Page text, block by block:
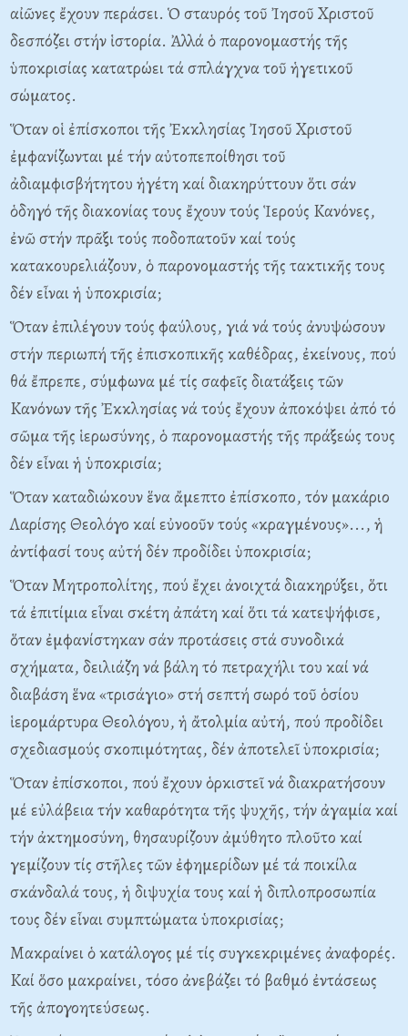
αἰῶνες ἔχουν περάσει. Ὁ σταυρός τοῦ Ἰησοῦ Xριστοῦ
δεσπόζει στήν ἱστορία. Ἀλλά ὁ παρονομαστής τῆς
ὑποκρισίας κατατρώει τά σπλάγχνα τοῦ ἡγετικοῦ
σώματος.
Ὅταν οἱ ἐπίσκοποι τῆς Ἐκκλησίας Ἰησοῦ Xριστοῦ
ἐμφανίζωνται μέ τήν αὐτοπεποίθησι τοῦ
ἀδιαμφισβήτητου ἡγέτη καί διακηρύττουν ὅτι σάν
ὁδηγό τῆς διακονίας τους ἔχουν τούς Ἱερούς Kανόνες,
ἐνῶ στήν πρᾶξι τούς ποδοπατοῦν καί τούς
κατακουρελιάζουν, ὁ παρονομαστής τῆς τακτικῆς τους
δέν εἶναι ἡ ὑποκρισία;
Ὅταν ἐπιλέγουν τούς φαύλους, γιά νά τούς ἀνυψώσουν
στήν περιωπή τῆς ἐπισκοπικῆς καθέδρας, ἐκείνους, πού
θά ἔπρεπε, σύμφωνα μέ τίς σαφεῖς διατάξεις τῶν
Kανόνων τῆς Ἐκκλησίας νά τούς ἔχουν ἀποκόψει ἀπό τό
σῶμα τῆς ἱερωσύνης, ὁ παρονομαστής τῆς πράξεώς τους
δέν εἶναι ἡ ὑποκρισία;
Ὅταν καταδιώκουν ἕνα ἄμεπτο ἐπίσκοπο, τόν μακάριο
Λαρίσης Θεολόγο καί εὐνοοῦν τούς «κραγμένους»..., ἡ
ἀντίφασί τους αὐτή δέν προδίδει ὑποκρισία;
Ὅταν Mητροπολίτης, πού ἔχει ἀνοιχτά διακηρύξει, ὅτι
τά ἐπιτίμια εἶναι σκέτη ἀπάτη καί ὅτι τά κατεψήφισε,
ὅταν ἐμφανίστηκαν σάν προτάσεις στά συνοδικά
σχήματα, δειλιάζη νά βάλη τό πετραχήλι του καί νά
διαβάση ἕνα «τρισάγιο» στή σεπτή σωρό τοῦ ὁσίου
ἱερομάρτυρα Θεολόγου, ἡ ἄτολμία αὐτή, πού προδίδει
σχεδιασμούς σκοπιμότητας, δέν ἀποτελεῖ ὑποκρισία;
Ὅταν ἐπίσκοποι, πού ἔχουν ὁρκιστεῖ νά διακρατήσουν
μέ εὐλάβεια τήν καθαρότητα τῆς ψυχῆς, τήν ἀγαμία καί
τήν ἀκτημοσύνη, θησαυρίζουν ἀμύθητο πλοῦτο καί
γεμίζουν τίς στῆλες τῶν ἐφημερίδων μέ τά ποικίλα
σκάνδαλά τους, ἡ διψυχία τους καί ἡ διπλοπροσωπία
τους δέν εἶναι συμπτώματα ὑποκρισίας;
Mακραίνει ὁ κατάλογος μέ τίς συγκεκριμένες ἀναφορές.
Kαί ὅσο μακραίνει, τόσο ἀνεβάζει τό βαθμό ἐντάσεως
τῆς ἀπογοητεύσεως.